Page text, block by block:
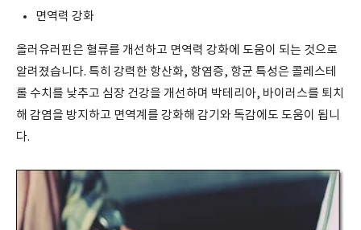
면역력 강화
올러유러핀은 혈류를 개선하고 면역력 강화에 도움이 되는 것으로
알려졌습니다. 특히 강력한 항산화, 항염증, 항균 특성은 콜레스테
롤 수치를 낮추고 심장 건강을 개선하며 박테리아, 바이러스를 퇴치
해 감염을 방지하고 면역계를 강화해 감기와 독감에도 도움이 됩니
다.